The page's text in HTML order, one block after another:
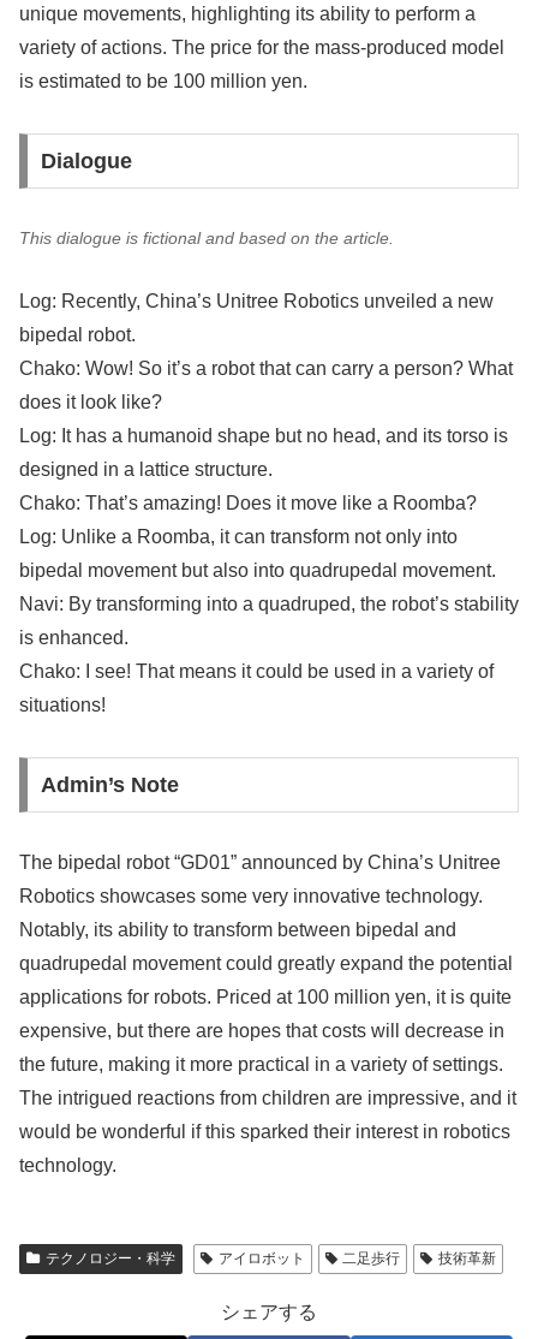
unique movements, highlighting its ability to perform a
variety of actions. The price for the mass-produced model
is estimated to be 100 million yen.
Dialogue
This dialogue is fictional and based on the article.
Log: Recently, China’s Unitree Robotics unveiled a new
bipedal robot.
Chako: Wow! So it’s a robot that can carry a person? What
does it look like?
Log: It has a humanoid shape but no head, and its torso is
designed in a lattice structure.
Chako: That’s amazing! Does it move like a Roomba?
Log: Unlike a Roomba, it can transform not only into
bipedal movement but also into quadrupedal movement.
Navi: By transforming into a quadruped, the robot’s stability
is enhanced.
Chako: I see! That means it could be used in a variety of
situations!
Admin’s Note
The bipedal robot “GD01” announced by China’s Unitree
Robotics showcases some very innovative technology.
Notably, its ability to transform between bipedal and
quadrupedal movement could greatly expand the potential
applications for robots. Priced at 100 million yen, it is quite
expensive, but there are hopes that costs will decrease in
the future, making it more practical in a variety of settings.
The intrigued reactions from children are impressive, and it
would be wonderful if this sparked their interest in robotics
technology.
テクノロジー・科学 アイロボット 二足歩行 技術革新
シェアする